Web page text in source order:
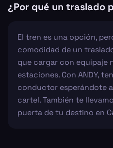
¿Por qué un traslado
El tren es una opción,
comodidad de un
que cargar con equipaje
estaciones. Con ANDY,
conductor esperándote
cartel. También te
puerta de tu destino en